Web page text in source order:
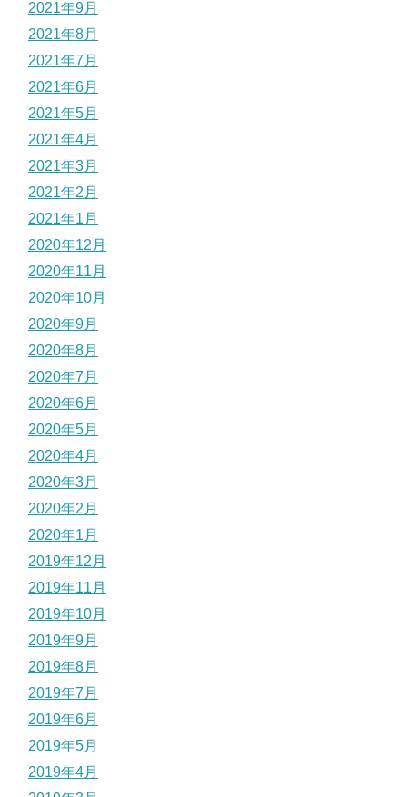
2021年9月
2021年8月
2021年7月
2021年6月
2021年5月
2021年4月
2021年3月
2021年2月
2021年1月
2020年12月
2020年11月
2020年10月
2020年9月
2020年8月
2020年7月
2020年6月
2020年5月
2020年4月
2020年3月
2020年2月
2020年1月
2019年12月
2019年11月
2019年10月
2019年9月
2019年8月
2019年7月
2019年6月
2019年5月
2019年4月